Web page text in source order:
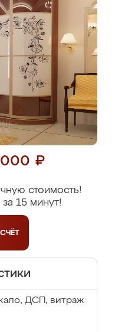
000 ₽
стоимость!
15 минут!
ДСП, витраж